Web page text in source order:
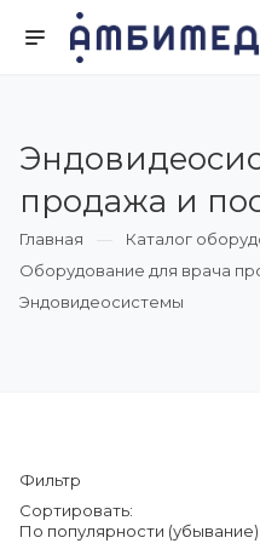
продажа и
Главная
Каталог
Оборудование для врача
Эндовидеосистемы
Фильтр
Сортировать:
По популярности (убывание)